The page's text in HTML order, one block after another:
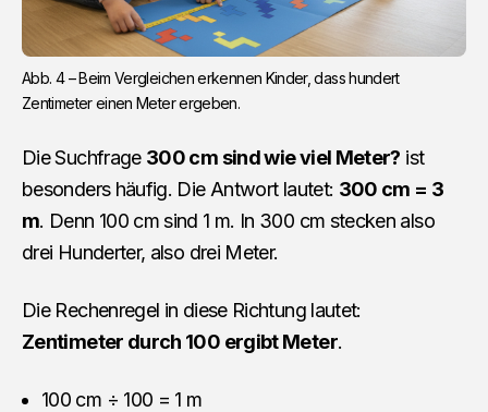
Abb. 4 – Beim Vergleichen erkennen Kinder, dass hundert
Zentimeter einen Meter ergeben.
Die Suchfrage 300 cm sind wie viel Meter? ist
besonders häufig. Die Antwort lautet: 300 cm = 3
m. Denn 100 cm sind 1 m. In 300 cm stecken also
drei Hunderter, also drei Meter.
Die Rechenregel in diese Richtung lautet:
Zentimeter durch 100 ergibt Meter.
100 cm ÷ 100 = 1 m